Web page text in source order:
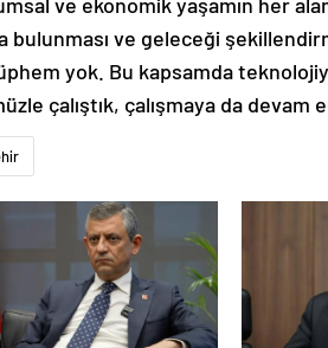
bulunması ve geleceği
yok. Bu kapsamda
çalıştık, çalışmaya da devam